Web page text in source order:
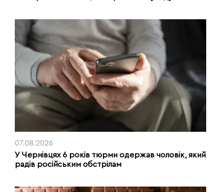
07.08.2026
У Чернівцях 6 років тюрми одержав чоловік, який
радів російським обстрілам